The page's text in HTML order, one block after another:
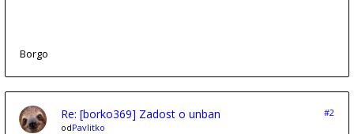
Borgo
Re: [borko369] Zadost o unban
#2
odPavlitko